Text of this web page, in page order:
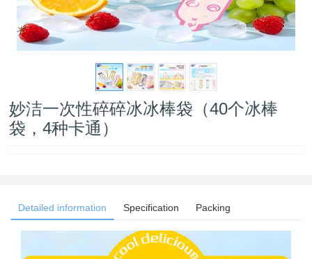
妙洁一次性碎碎冰冰棒袋（40个冰棒
袋，4种卡通）
Detailed information Specification Packing